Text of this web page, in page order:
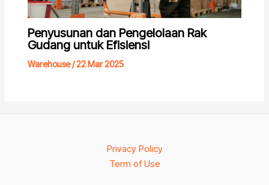
Penyusunan dan Pengelolaan Rak
Gudang untuk Efisiensi
Warehouse/22 Mar 2025
Privacy Policy
Term of Use